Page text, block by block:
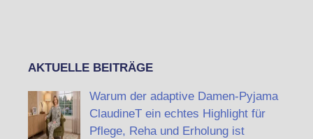
AKTUELLE BEITRÄGE
Warum der adaptive Damen-Pyjama
ClaudineT ein echtes Highlight für
Pflege, Reha und Erholung ist